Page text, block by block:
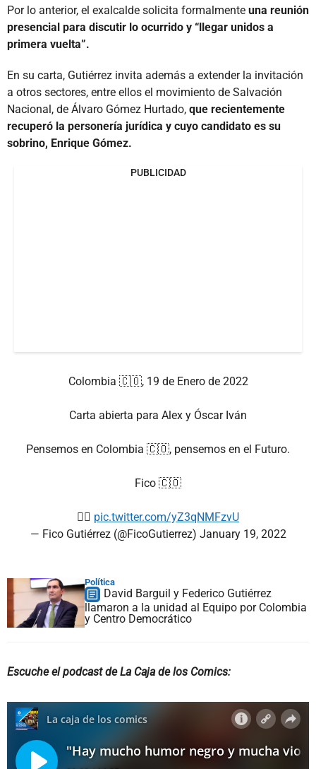
Por lo anterior, el exalcalde solicita formalmente una reunión
presencial para discutir lo ocurrido y “llegar unidos a
primera vuelta”.
En su carta, Gutiérrez invita además a extender la invitación
a otros sectores, entre ellos el movimiento de Salvación
Nacional, de Álvaro Gómez Hurtado, que recientemente
recuperó la personería jurídica y cuyo candidato es su
sobrino, Enrique Gómez.
PUBLICIDAD
Colombia 🇨🇴, 19 de Enero de 2022
Carta abierta para Alex y Óscar Iván
Pensemos en Colombia 🇨🇴, pensemos en el Futuro.
Fico 🇨🇴
👇🏻 pic.twitter.com/yZ3qNMFzvU
— Fico Gutiérrez (@FicoGutierrez) January 19, 2022
Política
David Barguil y Federico Gutiérrez
llamaron a la unidad al Equipo por Colombia
y Centro Democrático
Escuche el podcast de La Caja de los Comics: